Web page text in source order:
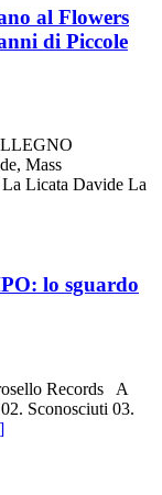
al Flowers
di Piccole
Mass
Licata Davide La
lo sguardo
Records A
Sconosciuti 03.